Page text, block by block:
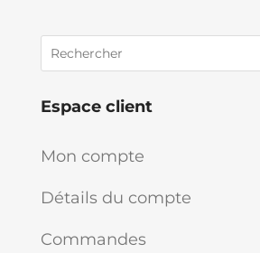
Espace client
Mon compte
Détails du compte
Commandes